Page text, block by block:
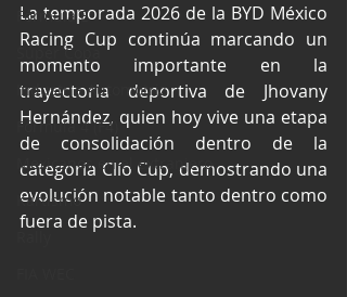
Fórmula E
Súper Copa
Industria Automotriz
Fórmula 4 (F4)
Mexicanos en el extranjero
Kartismo
La temporada 2026 de la BYD México
Racing Cup continúa marcando un
momento importante en la
trayectoria deportiva de Jhovany
Hernández, quien hoy vive una etapa
de consolidación dentro de la
categoría Clío Cup, demostrando una
evolución notable tanto dentro como
fuera de pista.